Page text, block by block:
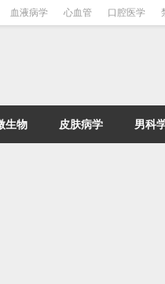
血液病学 心血管 口腔医学
生物 皮肤病学 男科